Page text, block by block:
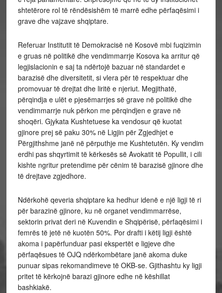
shtetërore rol të rëndësishëm të marrë edhe përfaqësimi i
grave dhe vajzave shqiptare.
Referuar Institutit të Demokracisë në Kosovë mbi fuqizimin
e gruas në politikë dhe vendimmarrje Kosova ka arritur që
legjislacionin e saj ta ndërtojë bazuar në standardet e
barazisë dhe diversitetit, si vlera për të respektuar dhe
promovuar të drejtat dhe liritë e njeriut. Megjithatë,
përqindja e ulët e pjesëmarrjes së grave në politikë dhe
vendimmarrje nuk përkon me përqindjen e grave në
shoqëri. Gjykata Kushtetuese ka vendosur që kuotat
gjinore prej së paku 30% në Ligjin për Zgjedhjet e
Përgjithshme janë në përputhje me Kushtetutën. Ky vendim
erdhi pas shqyrtimit të kërkesës së Avokatit të Popullit, i cili
kishte ngritur pretendime për cënim të barazisë gjinore dhe
të drejtave zgjedhore.
Ndërkohë qeveria shqiptare ka hedhur idenë e një ligji të ri
për barazinë gjinore, ku në organet vendimmarrëse,
sektorin privat deri në Kuvendin e Shqipërisë, përfaqësimi i
femrës të jetë në kuotën 50%. Por drafti i këtij ligji është
akoma i papërfunduar pasi ekspertët e ligjeve dhe
përfaqësues të OJQ ndërkombëtare janë akoma duke
punuar sipas rekomandimeve të OKB-se. Gjithashtu ky ligji
pritet të kërkojnë barazi gjinore edhe në këshillat
bashkiakë.